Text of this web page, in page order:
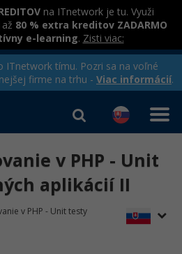
na ITnetwork je tu. Využi
80 % extra kreditov ZADARMO
e-learning. Zisti viac:
ITnetwork tímu. Pozri sa na voľné
firme na trhu - Viac informácií.
kurzy
v PHP - Unit
aplikácií II
v PHP - Unit testy